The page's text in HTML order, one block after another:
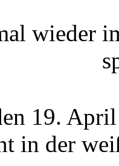
wieder
19.
in der